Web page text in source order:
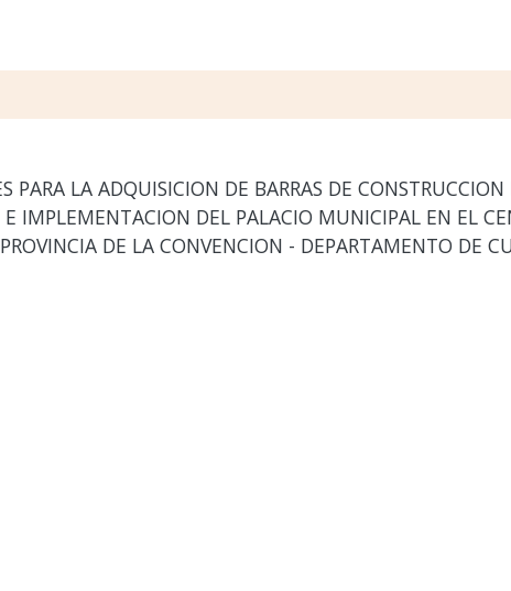
PARA LA ADQUISICION DE BARRAS DE CONSTRUCCION
E IMPLEMENTACION DEL PALACIO MUNICIPAL EN EL
DE LA CONVENCION - DEPARTAMENTO DE